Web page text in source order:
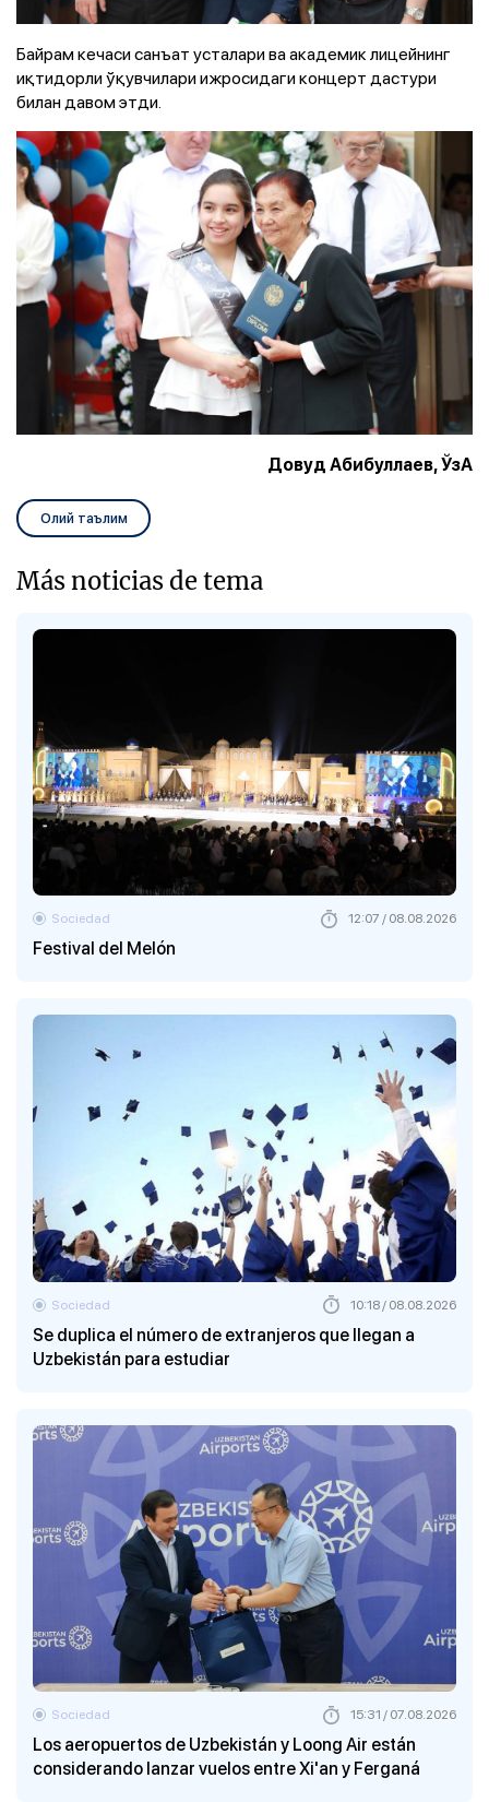
Байрам кечаси санъат усталари ва академик лицейнинг
иқтидорли ўқувчилари ижросидаги концерт дастури
билан давом этди.
Довуд Абибуллаев,ЎзА
Олий таълим
Más noticias de tema
Festival del Melón
Sociedad 12:07 / 08.08.2026
Se duplica el número de extranjeros que llegan a
Uzbekistán para estudiar
Sociedad 10:18 / 08.08.2026
Los aeropuertos de Uzbekistán y Loong Air están
considerando lanzar vuelos entre Xi'an y Ferganá
Sociedad 15:31 / 07.08.2026